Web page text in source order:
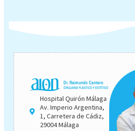
Hospital Quirón Málaga
Av. Imperio Argentina,
1, Carretera de Cádiz,
29004 Málaga